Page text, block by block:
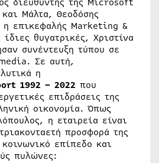
Μάλτα, Θεοδόσης
η επικεφαλής Marketing &
θυγατρικές, Χριστίνα
συνέντευξη τύπου σε
Σε αυτή,
η
1992 – 2022 που
επιδράσεις της
οικονομία. Όπως
η εταιρεία είναι
προσφορά της
επίπεδο και
πυλώνες: